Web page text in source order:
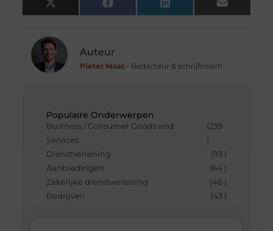
Populaire Onderwerpen
Business / Consumer Goods and
Services
(239
)
Dienstverlening
(93 )
Aanbiedingen
(64 )
Zakelijke dienstverlening
(46 )
Bedrijven
(43 )
X
(Twitter)
Facebook LinkedIn Email
Auteur
Pieter Maas- Redacteur & schrijfcoach